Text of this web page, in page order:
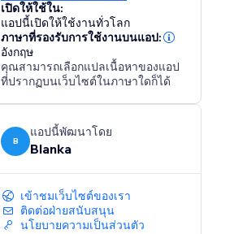
เปิดให้ใช้ใน:
แอปนี้เปิดให้ใช้งานทั่วโลก
ภาษาที่รองรับการใช้งานบนแอป:
อังกฤษ
คุณสามารถเลือกแปลเนื้อหาของแอป
ที่ปรากฏบนเว็บไซต์ในภาษาใดก็ได้
B
แอปนี้พัฒนาโดย
Blanka
เข้าชมเว็บไซต์ของเรา
ติดต่อฝ่ายสนับสนุน
นโยบายความเป็นส่วนตัว